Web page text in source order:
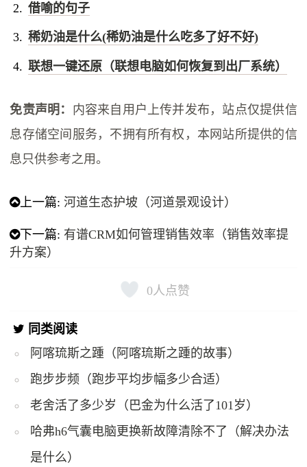
借喻的句子
稀奶油是什么(稀奶油是什么吃多了好不好)
联想一键还原（联想电脑如何恢复到出厂系统）
免责声明： 内容来自用户上传并发布，站点仅提供信
息存储空间服务，不拥有所有权，本网站所提供的信
息只供参考之用。
上一篇:河道生态护坡（河道景观设计）
下一篇: 有谱CRM如何管理销售效率（销售效率提
升方案）
0人点赞
同类阅读
阿喀琉斯之踵（阿喀琉斯之踵的故事）
跑步步频（跑步平均步幅多少合适）
老舍活了多少岁（巴金为什么活了101岁）
哈弗h6气囊电脑更换新故障清除不了（解决办法
是什么）